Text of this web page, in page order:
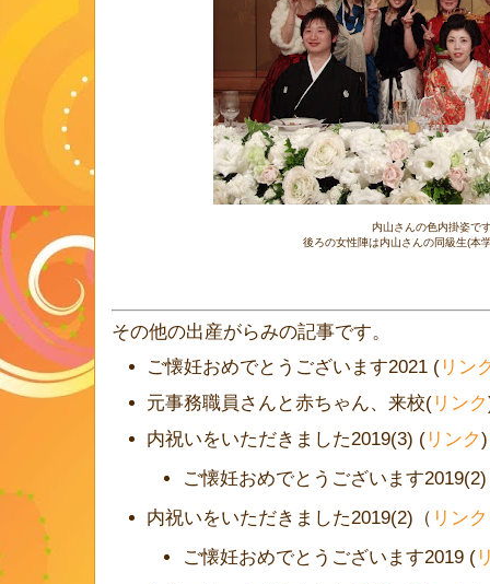
内山さんの色内掛姿で
後ろの女性陣は内山さんの同級生(本
その他の出産がらみの記事です。
ご懐妊おめでとうございます2021 ( リン
元事務職員さんと赤ちゃん、来校( リンク
内祝いをいただきました2019(3) ( リンク)
ご懐妊おめでとうございます
内祝いをいただきました2019(2)（ リンク
ご懐妊おめでとうございます2019 (